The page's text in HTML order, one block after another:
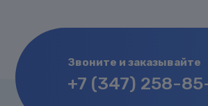
Звоните и заказывайте
+7 (347) 258-